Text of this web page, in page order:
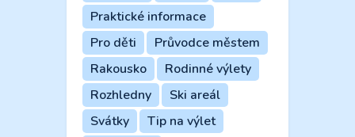
Praktické informace
Pro děti
Průvodce městem
Rakousko
Rodinné výlety
Rozhledny
Ski areál
Svátky
Tip na výlet